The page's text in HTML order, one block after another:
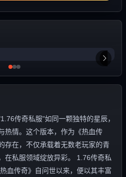
传奇私服"如同一颗独特的星辰，
热情。这个版本，作为《热血传
存在，不仅承载着无数老玩家的青
在私服领域绽放异彩。 1.76传奇私
血传奇》自问世以来，便以其丰富